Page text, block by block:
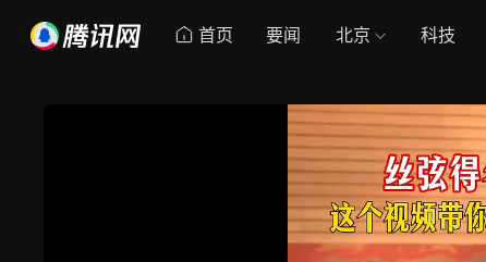
首页 要闻 北京 科技